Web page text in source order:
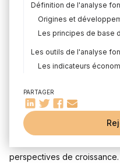
Définition de l'analyse
Origines et
Les principes de base
Les outils de l'analyse
Les indicateurs
Les nouvelles et
Comment utiliser
Étapes pour réaliser
Avantages et
PARTAGER
Rédigé parMounir
L'analyse fondamentale
économiques, financiers et
valeur. Elle vise à
entreprise en analysant ses
perspectives de croissance.